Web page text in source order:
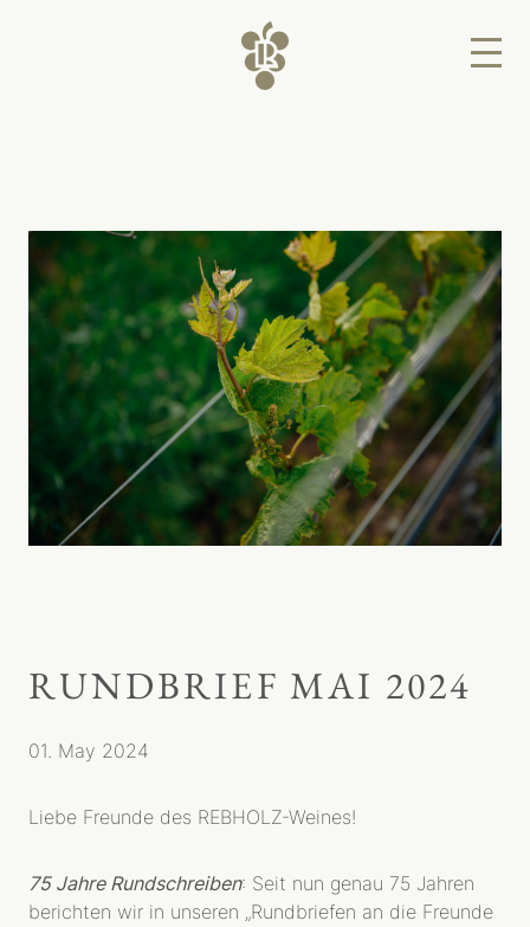
RUNDBRIEF MAI 2024
01. May 2024
Liebe Freunde des REBHOLZ-Weines!
75 Jahre Rundschreiben: Seit nun genau 75 Jahren
berichten wir in unseren „Rundbriefen an die Freunde